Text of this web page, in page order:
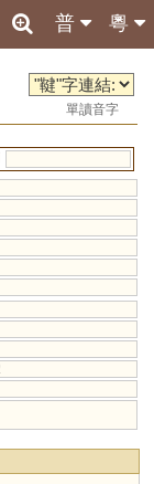
粵
普
單讀音字